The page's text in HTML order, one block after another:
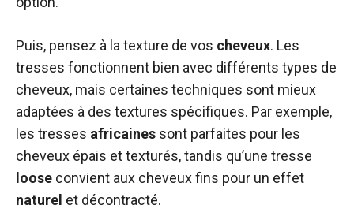
Puis, pensez à la texture de vos cheveux. Les
tresses fonctionnent bien avec différents types de
cheveux, mais certaines techniques sont mieux
adaptées à des textures spécifiques. Par exemple,
les tresses africaines sont parfaites pour les
cheveux épais et texturés, tandis qu’une tresse
loose convient aux cheveux fins pour un effet
naturel et décontracté.